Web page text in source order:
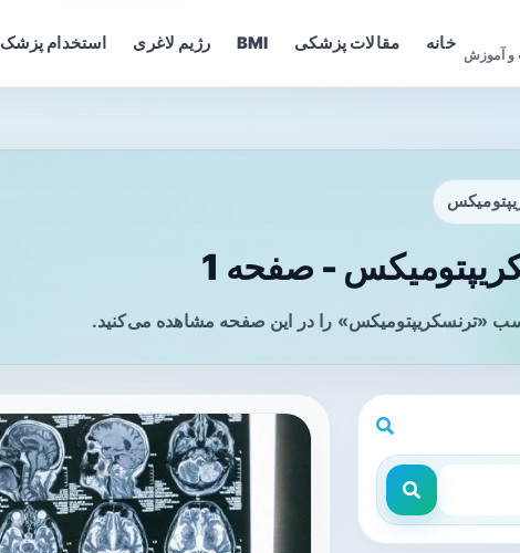
و آموزش
خانه مقالات پزشکی BMI رژیم لاغری استخدام پزشک
- صفحه 1
«ترنسکریپتومیکس» را در این صفحه مشاهده می‌کنید.